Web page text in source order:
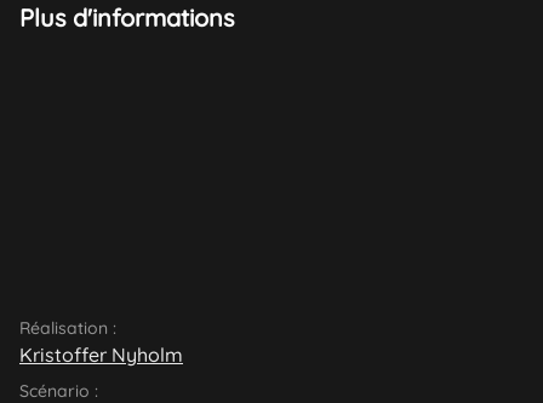
Plus d'informations
Réalisation :
Kristoffer Nyholm
Scénario :